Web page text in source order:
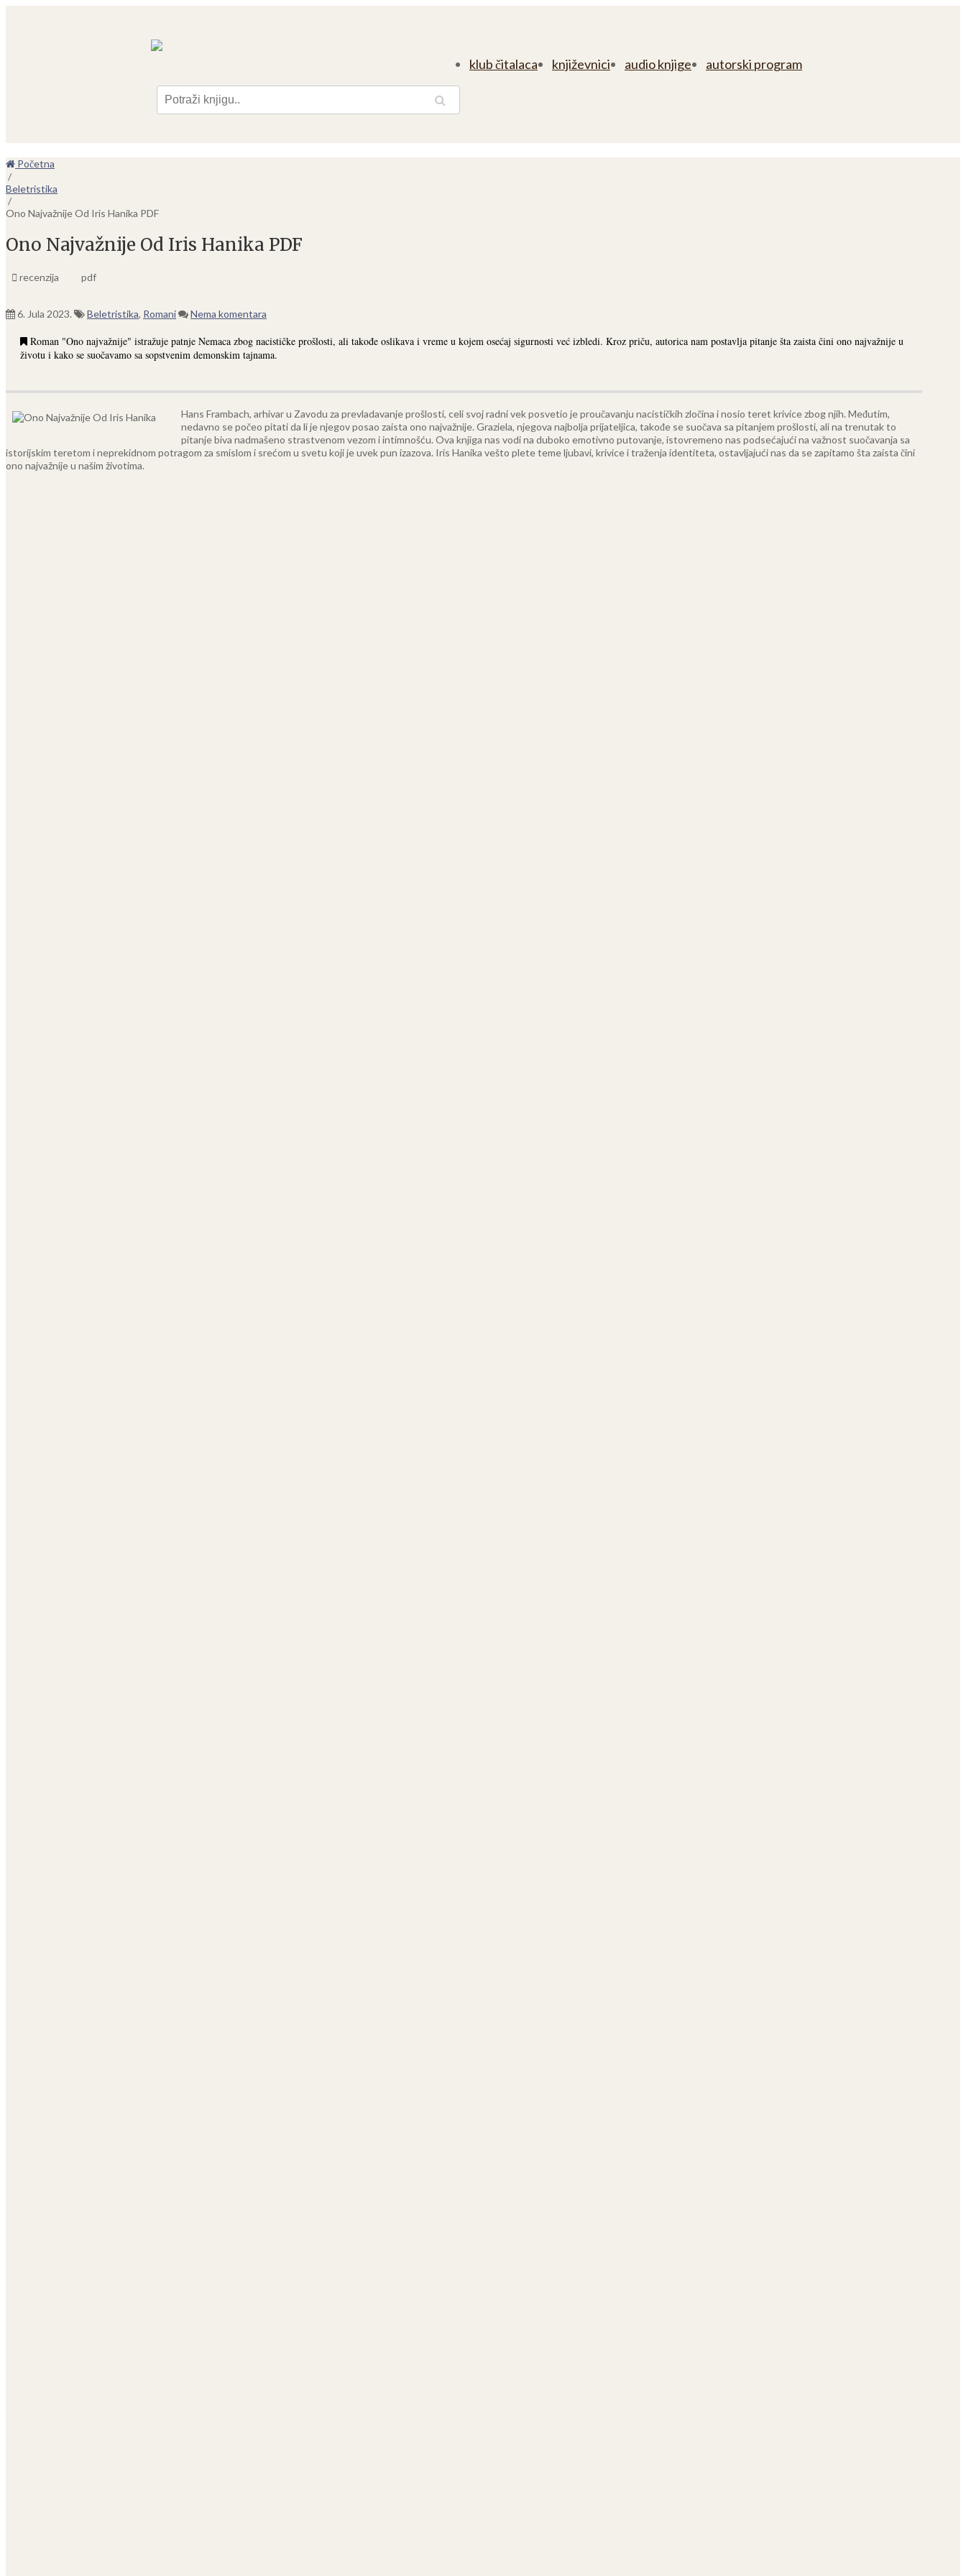
klub čitalaca književnici audio knjige autorski program
Početna
/
Beletristika
/
Ono Najvažnije Od Iris Hanika PDF
Ono Najvažnije Od Iris Hanika PDF
recenzija pdf
6. Jula 2023. Beletristika, Romani Nema komentara
Roman "Ono najvažnije" istražuje patnje Nemaca zbog nacističke prošlosti, ali takođe oslikava i vreme u kojem osećaj sigurnosti već izbledi. Kroz priču, autorica nam postavlja pitanje šta zaista čini ono najvažnije u
životu i kako se suočavamo sa sopstvenim demonskim tajnama.
Hans Frambach, arhivar u Zavodu za prevladavanje prošlosti, celi svoj radni vek posvetio je proučavanju nacističkih zločina i nosio teret krivice zbog njih. Međutim,
nedavno se počeo pitati da li je njegov posao zaista ono najvažnije. Graziela, njegova najbolja prijateljica, takođe se suočava sa pitanjem prošlosti, ali na trenutak to
pitanje biva nadmašeno strastvenom vezom i intimnošću. Ova knjiga nas vodi na duboko emotivno putovanje, istovremeno nas podsećajući na važnost suočavanja sa
istorijskim teretom i neprekidnom potragom za smislom i srećom u svetu koji je uvek pun izazova. Iris Hanika vešto plete teme ljubavi, krivice i traženja identiteta, ostavljajući nas da se zapitamo šta zaista čini
ono najvažnije u našim životima.